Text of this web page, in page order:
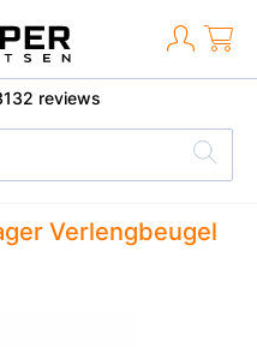
reviews
Verlengbeugel